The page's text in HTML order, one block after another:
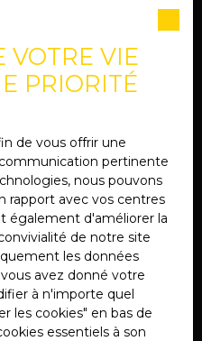
sur la liste d'opposition
prévu par l'article
sur le site
ou par courrier
Bloctel, CS 61311, 41013
traitement de vos
consulter notre
.
annonces
VOTRE VIE
PRIORITÉ
de vous offrir une
pertinente
nous pouvons
rapport avec vos centres
également d'améliorer la
de notre site
les données
avez donné votre
à n'importe quel
les cookies″ en bas de
essentiels à son